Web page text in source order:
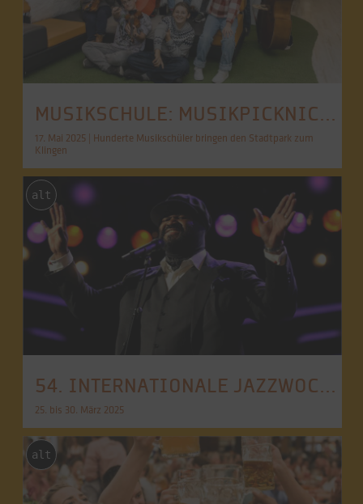
MUSIKSCHULE: MUSIKPICKNICK 1.000
17. Mai 2025 | Hunderte Musikschüler bringen den Stadtpark zum
Klingen
alt
54. INTERNATIONALE JAZZWOCHE BURGHAUSEN
25. bis 30. März 2025
alt